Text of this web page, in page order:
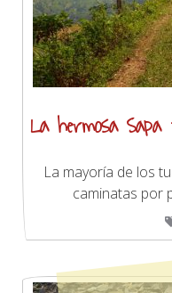
La hermosa
La mayoría de los
caminatas por